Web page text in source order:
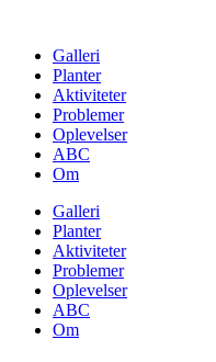
contentGalleri
Planter
Aktiviteter
Problemer
Oplevelser
ABC
Om
Galleri
Planter
Aktiviteter
Problemer
Oplevelser
ABC
Om